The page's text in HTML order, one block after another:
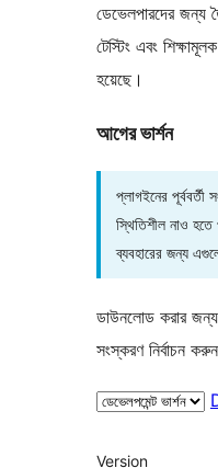
ডেভেলপারদের জন্য
টেস্টিং এবং
হয়েছে।
আগের ভার্শন
প্লাগইনের পূর্ববর্তী
স্থিতিশীল নাও
ব্যবহারের জন্য
ডাউনলোড করার জন্য
সংস্করণ নির্বাচন
মেটা
Version